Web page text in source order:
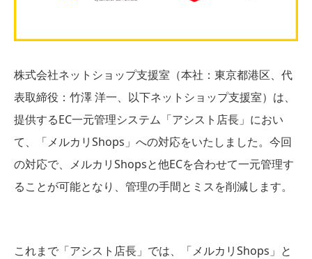
株式会社ネットショップ支援室（本社：東京都港区、代
表取締役：竹澤 洋一、以下ネットショップ支援室）は、
提供するEC一元管理システム「アシスト店長」におい
て、「メルカリShops」への対応をいたしました。今回
の対応で、メルカリShopsと他ECを合わせて一元管理す
ることが可能となり、管理の手間とミスを削減します。
これまで「アシスト店長」では、「メルカリShops」と